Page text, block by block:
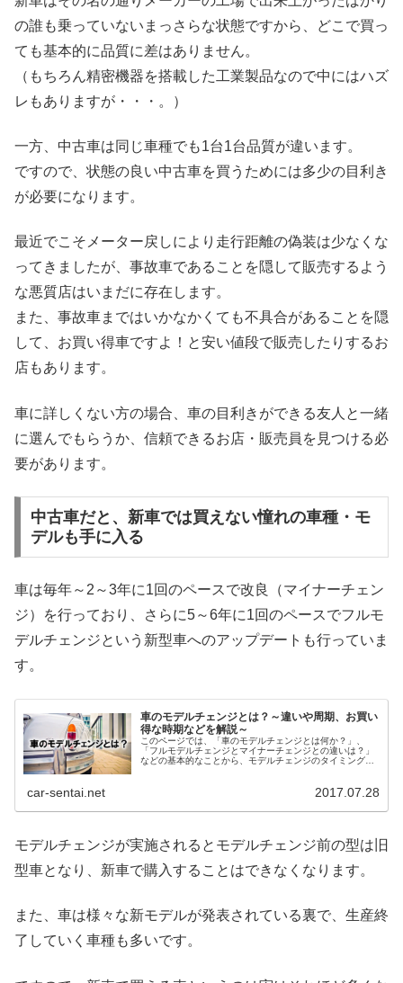
の誰も乗っていないまっさらな状態ですから、どこで買っ
ても基本的に品質に差はありません。
（もちろん精密機器を搭載した工業製品なので中にはハズ
レもありますが・・・。）
一方、中古車は同じ車種でも1台1台品質が違います。
ですので、状態の良い中古車を買うためには多少の目利き
が必要になります。
最近でこそメーター戻しにより走行距離の偽装は少なくな
ってきましたが、事故車であることを隠して販売するよう
な悪質店はいまだに存在します。
また、事故車まではいかなかくても不具合があることを隠
して、お買い得車ですよ！と安い値段で販売したりするお
店もあります。
車に詳しくない方の場合、車の目利きができる友人と一緒
に選んでもらうか、信頼できるお店・販売員を見つける必
要があります。
中古車だと、新車では買えない憧れの車種・モ
デルも手に入る
車は毎年～2～3年に1回のペースで改良（マイナーチェン
ジ）を行っており、さらに5～6年に1回のペースでフルモ
デルチェンジという新型車へのアップデートも行っていま
す。
車のモデルチェンジとは？～違いや周期、お買い
得な時期などを解説～
このページでは、「車のモデルチェンジとは何か？」、
「フルモデルチェンジとマイナーチェンジとの違いは？」
などの基本的なことから、モデルチェンジのタイミングを
car-sentai.net 2017.07.28
モデルチェンジが実施されるとモデルチェンジ前の型は旧
型車となり、新車で購入することはできなくなります。
また、車は様々な新モデルが発表されている裏で、生産終
了していく車種も多いです。